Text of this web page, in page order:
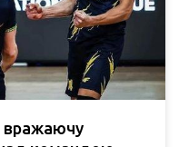
вражаючу